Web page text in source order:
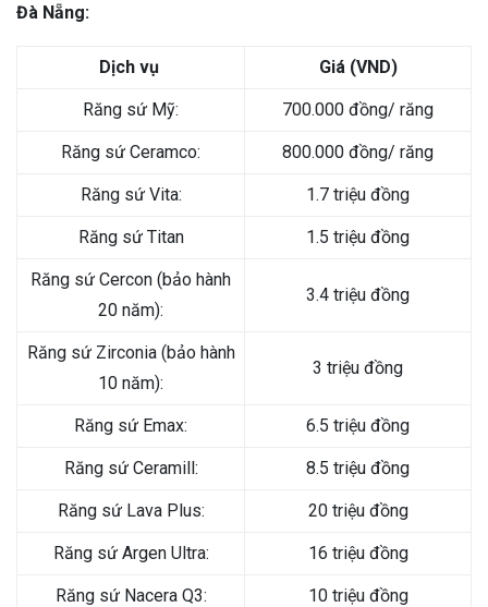
Đà Nẵng:
Dịch vụ Giá (VND)
Răng sứ Mỹ: 700.000 đồng/ răng
Răng sứ Ceramco: 800.000 đồng/ răng
Răng sứ Vita: 1.7 triệu đồng
Răng sứ Titan 1.5 triệu đồng
Răng sứ Cercon (bảo hành
20 năm):
3.4 triệu đồng
Răng sứ Zirconia (bảo hành
10 năm):
3 triệu đồng
Răng sứ Emax: 6.5 triệu đồng
Răng sứ Ceramill: 8.5 triệu đồng
Răng sứ Lava Plus: 20 triệu đồng
Răng sứ Argen Ultra: 16 triệu đồng
Răng sứ Nacera Q3:
10 triệu đồng